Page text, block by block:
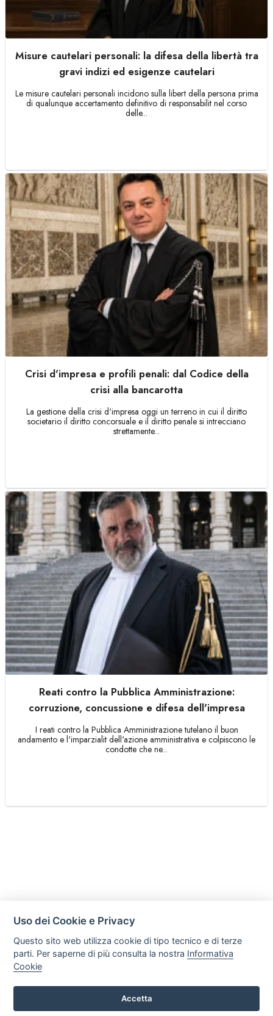
Misure cautelari personali: la difesa della libertà tra
gravi indizi ed esigenze cautelari
Le misure cautelari personali incidono sulla libert della persona prima
di qualunque accertamento definitivo di responsabilit nel corso
delle...
Crisi d'impresa e profili penali: dal Codice della
crisi alla bancarotta
La gestione della crisi d'impresa oggi un terreno in cui il diritto
societario il diritto concorsuale e il diritto penale si intrecciano
strettamente...
Reati contro la Pubblica Amministrazione:
corruzione, concussione e difesa dell'impresa
I reati contro la Pubblica Amministrazione tutelano il buon
andamento e l'imparzialit dell'azione amministrativa e colpiscono le
condotte che ne...
Uso dei Cookie e Privacy
Questo sito web utilizza cookie di tipo tecnico e di terze
parti. Per saperne di più consulta la nostra Informativa
Cookie
Accetta